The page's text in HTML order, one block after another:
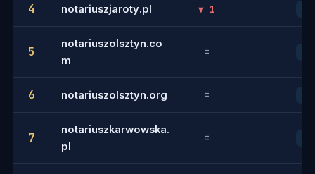
4 notariuszjaroty.pl ▼ 1
5
notariuszolsztyn.co
m
=
6 notariuszolsztyn.org =
7
notariuszkarwowska.
pl
=